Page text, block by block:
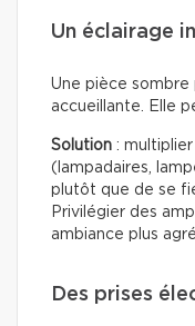
Un éclairage
Une pièce
accueillante. Elle
Solution :
(lampadaires,
plutôt que de se
Privilégier des
ambiance plus
Des prises